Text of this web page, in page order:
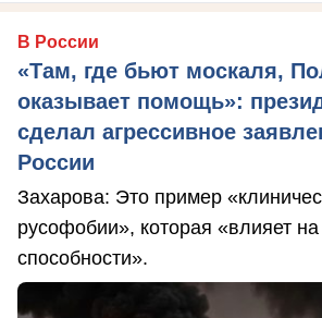
В России
«Там, где бьют москаля,
оказывает помощь»:
сделал агрессивное
России
Захарова: Это пример
русофобии», которая «влияет
способности».